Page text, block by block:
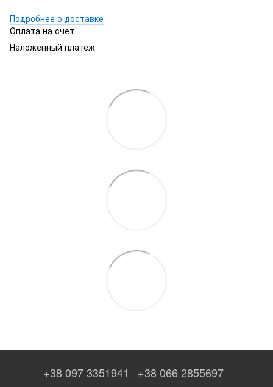
Подробнее о доставке
Оплата на счет
Наложенный платеж
+38 097 3351941 +38 066 2855697